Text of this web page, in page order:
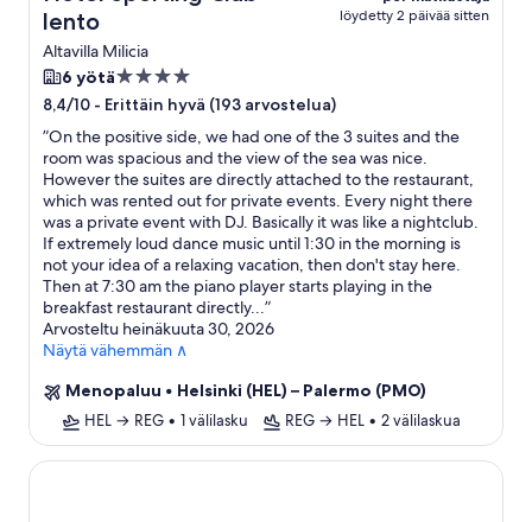
lento
Altavilla Milicia
löydetty 2 päivää sitten
6 yötä4.0
tähden
majoituspaikka
8,4/10 - Erittäin hyvä (193 arvostelua)
”On the positive side, we had one of the 3 suites and the
room was spacious and the view of the sea was nice.
However the suites are directly attached to the restaurant,
which was rented out for private events. Every night there
was a private event with DJ. Basically it was like a nightclub.
If extremely loud dance music until 1:30 in the morning is
not your idea of a relaxing vacation, then don't stay here.
Then at 7:30 am the piano player starts playing in the
breakfast restaurant directly...”
Arvosteltu heinäkuuta 30, 2026
Näytä vähemmän ∧
Menopaluu • Helsinki (HEL) – Palermo (PMO)
HEL → REG • 1 välilasku REG → HEL • 2 välilaskua
Grand Hotel et Des Palmes